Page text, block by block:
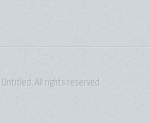
Untitled. All rights reserved.